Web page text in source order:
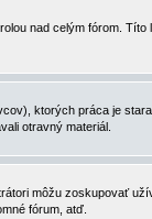
nad celým fórom.
ktorých práca je
otravný materiál.
môžu zoskupovať
fórum, atď.